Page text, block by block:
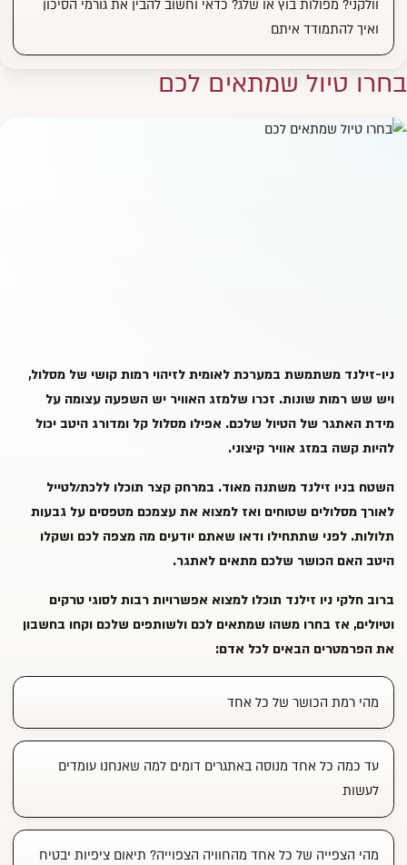
וולקני? מפולות בוץ או שלג? כדאי וחשוב להבין אתגורמי הסיכון
ואיך להתמודד איתם
בחרו טיול שמתאים לכם
ניו-זילנד משתמשת במערכת לאומית לזיהוי רמות קושי של מסלול,
ויש שש רמות שונות. זכרו שלמזג האוויר יש השפעה עצומה על
מידת האתגר של הטיול שלכם. אפילו מסלול קל ומדורג היטב יכול
להיות קשה במזג אוויר קיצוני.
השטח בניו זילנד משתנה מאוד. במרחק קצר תוכלו ללכת/לטייל
לאורך מסלולים שטוחים ואז למצוא את עצמכם מטפסים על גבעות
תלולות. לפני שתתחילו ודאו שאתם יודעים מה מצפה לכם ושקלו
היטב האם הכושר שלכם מתאים לאתגר.
ברוב חלקי ניו זילנד תוכלו למצוא אפשרויות רבות לסוגי טרקים
וטיולים, אז בחרו משהו שמתאים לכם ולשותפים שלכם וקחו בחשבון
את הפרמטרים הבאים לכל אדם:
מהי רמת הכושר של כל אחד
עד כמה כל אחד מנוסה באתגרים דומים למה שאנחנו עומדים
לעשות
מהי הצפייה של כל אחד מהחוויה הצפוייה? תיאום ציפיות יבטיח